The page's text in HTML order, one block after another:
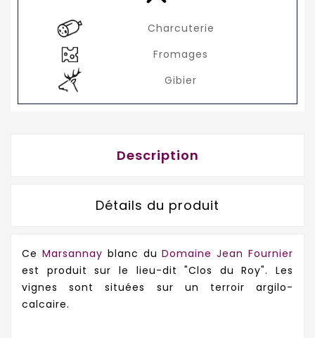
Charcuterie
Fromages
Gibier
Description
Détails du produit
Ce Marsannay blanc duDomaine Jean Fournier
est produit sur le lieu-dit "Clos du Roy". Les
vignes sont situées sur un terroir argilo-
calcaire.